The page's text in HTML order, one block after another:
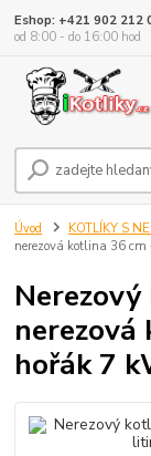
Eshop: +421 902 212
od 8:00 - do 16:00 hod
Úvod KOTLÍKY S
nerezová kotlina 36
hořák 7